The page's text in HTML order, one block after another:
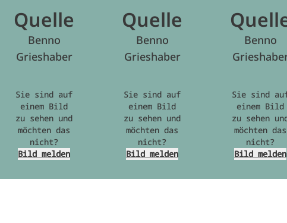
Quelle
Benno
Grieshaber
Sie sind auf
einem Bild
zu sehen und
möchten das
nicht?
Bild melden
Quelle
Benno
Grieshaber
Sie sind auf
einem Bild
zu sehen und
möchten das
nicht?
Bild melden
Benno
Sie sind
einem Bild
zu sehen
möchten das
nicht?
Bild melden